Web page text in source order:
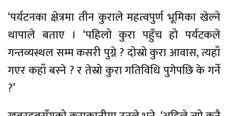
‘पर्यटनका क्षेत्रमा तीन कुराले महत्वपुर्ण भूमिका खेल्ने
थापाले बताए । ‘पहिलो कुरा पहुँच हो पर्यटकले
गन्तव्यस्थल सम्म कसरी पुग्ने ? दोस्रो कुरा आवास, त्यहाँ
गएर कहाँ बस्ने ? र तेस्रो कुरा गतिविधि पुगेपछि के गर्ने
?’